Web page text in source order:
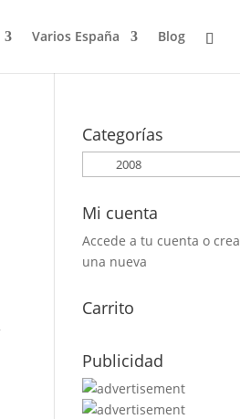
Varios España Blog
Categorías
Mi cuenta
Accede a tu cuenta o crea
una nueva
Carrito
Publicidad